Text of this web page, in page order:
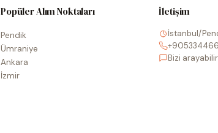
Popüler Alım Noktaları
Pendik
Ümraniye
Ankara
İzmir
İletişim
İstanbul/
Bizi